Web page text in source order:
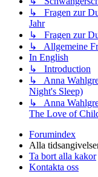
↳ Fragen zur
Jahr
↳ Fragen zur
↳ Allgemeine
In English
↳ Introduction
↳ Anna
Night's Sleep)
↳ Anna
The Love of
Forumindex
Alla
Ta bort alla kakor
Kontakta oss